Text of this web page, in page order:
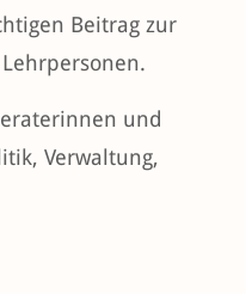
Beitrag zur
und
Verwaltung,